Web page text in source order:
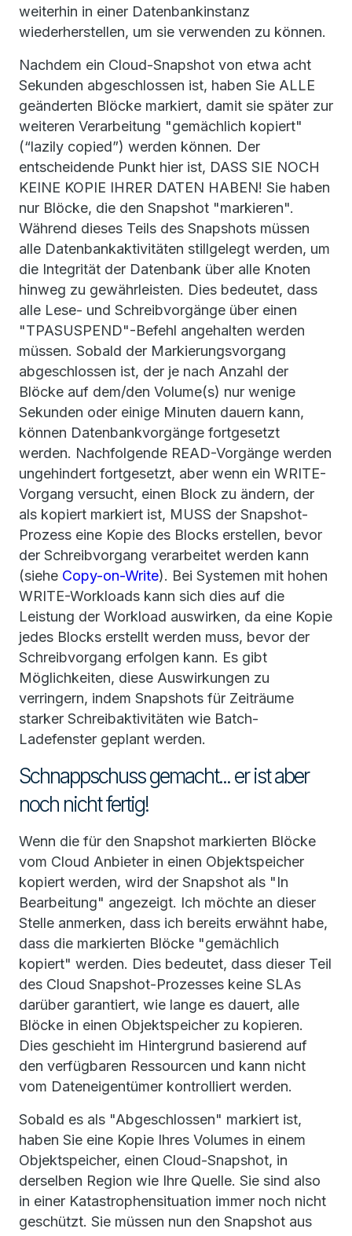
weiterhin in einer Datenbankinstanz
wiederherstellen, um sie verwenden zu können.
Nachdem ein Cloud-Snapshot von etwa acht
Sekunden abgeschlossen ist, haben Sie ALLE
geänderten Blöcke markiert, damit sie später zur
weiteren Verarbeitung "gemächlich kopiert"
(“lazily copied”) werden können. Der
entscheidende Punkt hier ist, DASS SIE NOCH
KEINE KOPIE IHRER DATEN HABEN! Sie haben
nur Blöcke, die den Snapshot "markieren".
Während dieses Teils des Snapshots müssen
alle Datenbankaktivitäten stillgelegt werden, um
die Integrität der Datenbank über alle Knoten
hinweg zu gewährleisten. Dies bedeutet, dass
alle Lese- und Schreibvorgänge über einen
"TPASUSPEND"-Befehl angehalten werden
müssen. Sobald der Markierungsvorgang
abgeschlossen ist, der je nach Anzahl der
Blöcke auf dem/den Volume(s) nur wenige
Sekunden oder einige Minuten dauern kann,
können Datenbankvorgänge fortgesetzt
werden. Nachfolgende READ-Vorgänge werden
ungehindert fortgesetzt, aber wenn ein WRITE-
Vorgang versucht, einen Block zu ändern, der
als kopiert markiert ist, MUSS der Snapshot-
Prozess eine Kopie des Blocks erstellen, bevor
der Schreibvorgang verarbeitet werden kann
(siehe Copy-on-Write). Bei Systemen mit hohen
WRITE-Workloads kann sich dies auf die
Leistung der Workload auswirken, da eine Kopie
jedes Blocks erstellt werden muss, bevor der
Schreibvorgang erfolgen kann. Es gibt
Möglichkeiten, diese Auswirkungen zu
verringern, indem Snapshots für Zeiträume
starker Schreibaktivitäten wie Batch-
Ladefenster geplant werden.
Schnappschuss gemacht... er ist aber
noch nicht fertig!
Wenn die für den Snapshot markierten Blöcke
vom Cloud Anbieter in einen Objektspeicher
kopiert werden, wird der Snapshot als "In
Bearbeitung" angezeigt. Ich möchte an dieser
Stelle anmerken, dass ich bereits erwähnt habe,
dass die markierten Blöcke "gemächlich
kopiert" werden. Dies bedeutet, dass dieser Teil
des Cloud Snapshot-Prozesses keine SLAs
darüber garantiert, wie lange es dauert, alle
Blöcke in einen Objektspeicher zu kopieren.
Dies geschieht im Hintergrund basierend auf
den verfügbaren Ressourcen und kann nicht
vom Dateneigentümer kontrolliert werden.
Sobald es als "Abgeschlossen" markiert ist,
haben Sie eine Kopie Ihres Volumes in einem
Objektspeicher, einen Cloud-Snapshot, in
derselben Region wie Ihre Quelle. Sie sind also
in einer Katastrophensituation immer noch nicht
geschützt. Sie müssen nun den Snapshot aus